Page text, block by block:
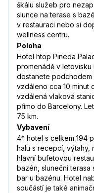
škálu služeb pro
slunce na terase s
v restauraci nebo si
wellness centru.
Poloha
Hotel htop Pineda
promenádě v letovisku
dostanete podchodem
vzdáleno cca 10 minut
vzdálená vlaková
přímo do Barcelony.
75 km.
Vybavení
4* hotel s celkem 194
halu s recepcí, výtahy,
hlavní bufetovou
bazén, sluneční terasa
bar u bazénu. Hotel
součástí je také